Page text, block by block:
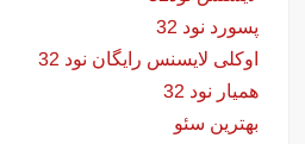
پسورد نود 32
اوکلی لایسنس رایگان نود 32
همیار نود 32
بهترین سئو